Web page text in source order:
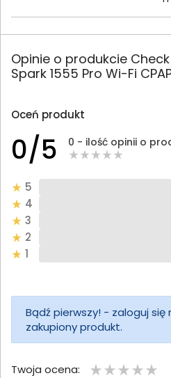
Opinie o produkcie
Spark 1555 Pro Wi-Fi
Oceń produkt
0/5 0 - ilość opinii o
5
4
3
2
1
Bądź pierwszy! - zaloguj
zakupiony produkt.
Twoja ocena: